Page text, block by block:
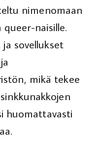
nimenomaan
queer-naisille.
sovellukset
mikä tekee
huomattavasti